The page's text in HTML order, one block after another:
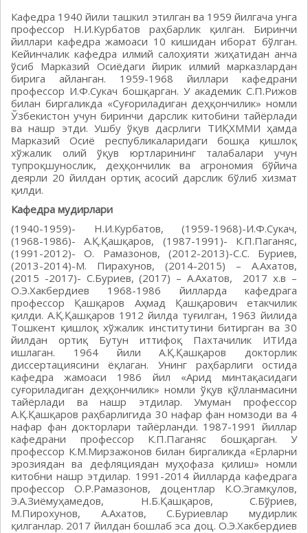
Кафедра 1940 йили ташкил этилган ва 1959 йилгача унга
профессор Н.И.Курбатов раҳбарлик қилган. Биринчи
йиллари кафедра жамоаси 10 кишидан иборат бўлган.
Кейинчалик кафедра илмий салоҳияти жиҳатидан анча
ўсиб Марказий Осиёдаги йирик илмий марказлардан
бирига айланган. 1959-1968 йиллари кафедрани
профессор И.Ф.Сукач бошқарган. У академик С.П.Рижов
билан биргаликда «Суғориладиган деҳқончилик» номли
Ўзбекистон учун биринчи дарслик китобини тайёрлади
ва нашр этди. Ушбу ўқув дасрлиги ТИҚХММИ ҳамда
Марказий Осиё республикаларидаги бошқа қишлоқ
хўжалик олий ўқув юртларининг талабалари учун
тупроқшунослик, деҳқончилик ва агрономия бўйича
деярли 20 йилдан ортиқ асосий дарслик бўлиб хизмат
қилди.
Кафедра мудирлари
(1940-1959)- Н.И.Курбатов, (1959-1968)-И.Ф.Сукач,
(1968-1986)- А.Қ.Қашқаров, (1987-1991)- К.П.Паганяс,
(1991-2012)- О. Рамазонов, (2012-2013)-С.С. Буриев,
(2013-2014)-М. Пирахунов, (2014-2015) – А.Ахатов,
(2015 -2017)- С.Буриев, (2017) – А.Ахатов, 2017 х.в –
О.Э.Хакбердиев 1968-1986 йилларда кафедрага
профессор Қашқаров Аҳмад Қашқарович етакчилик
қилди. А.Қ.Қашқаров 1912 йилда туғилган, 1963 йилида
Тошкент қишлоқ хўжалик институтини битирган ва 30
йилдан ортиқ Бутун иттифоқ Пахтачилик ИТИда
ишлаган. 1964 йили А.Қ.Қашқаров докторлик
диссертациясини ёқлаган. Унинг раҳбарлиги остида
кафедра жамоаси 1986 йил «Арид минтақасидаги
суғориладиган деҳқончилик» номли ўқув қўлланмасини
тайёрлади ва нашр этдилар. Умуман профессор
А.Қ.Қашқаров раҳбарлигида 30 нафар фан номзоди ва 4
нафар фан докторлари тайёрланди. 1987-1991 йиллар
кафедрани профессор К.П.Паганяс бошқарган. У
профессор К.М.Мирзажонов билан биргаликда «Ерларни
эрозиядан ва дефляциядан муҳофаза қилиш» номли
китобни нашр этдилар. 1991-2014 йилларда кафедрага
профессор О.Р.Рамазонов, доцентлар К.О.Эгамқулов,
Э.А.Зиёмуҳамедов, Н.Б.Қашқаров, С.Бўриев,
М.Пирохунов, А.Ахатов, С.Буриевлар мудирлик
қилганлар. 2017 йилдан бошлаб эса доц. О.Э.Хакбердиев